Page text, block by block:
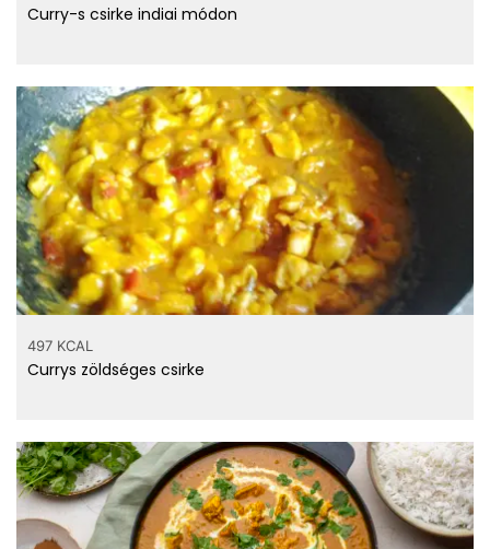
Curry-s csirke indiai módon
497 KCAL
Currys zöldséges csirke